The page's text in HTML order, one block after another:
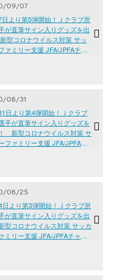
09/07
日より第5弾開始！Ｊクラブ所
が直筆サイン入りグッズを出
型コロナウイルス対策 サッ
ァミリー支援 JFA/JPFAチャ
08/31
日より第4弾開始！Ｊクラブ
手が直筆サイン入りグッズを
新型コロナウイルス対策 サ
ファミリー支援 JFA/JPFAチ
08/25
日より第3弾開始！Ｊクラブ所
が直筆サイン入りグッズを出
型コロナウイルス対策 サッカ
ミリー支援 JFA/JPFAチャリ